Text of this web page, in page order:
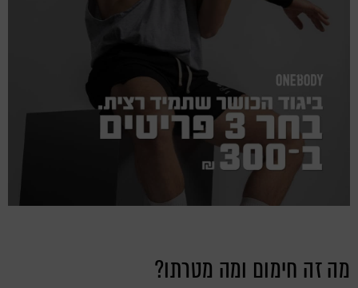
מה זה חימום ומה מטרתו?